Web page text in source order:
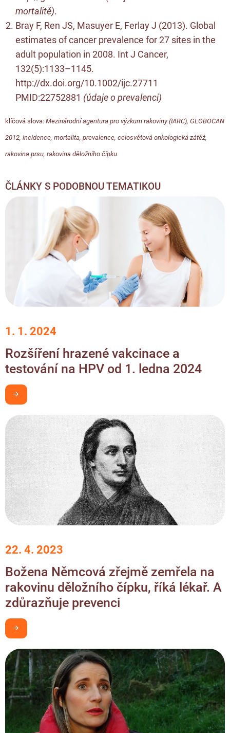
mortalitě).
Bray F, Ren JS, Masuyer E, Ferlay J (2013). Global
estimates of cancer prevalence for 27 sites in the
adult population in 2008. Int J Cancer,
132(5):1133–1145.
http://dx.doi.org/10.1002/ijc.27711
PMID:22752881 (údaje o prevalenci)
klíčová slova: Mezinárodní agentura pro výzkum rakoviny (IARC), GLOBOCAN
2012, incidence, mortalita, prevalence, celosvětová onkologická zátěž,
rakovina prsu, rakovina děložního čípku
ČLÁNKY S PODOBNOU TEMATIKOU
1. 1. 2024
Rozšíření hrazené vakcinace a
testování na HPV od 1. ledna 2024
22. 4. 2023
Božena Němcová zřejmě zemřela na
rakovinu děložního čípku, říká lékař. A
zdůrazňuje prevenci